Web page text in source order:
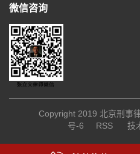
微信咨询
Copyright 2019 北京刑事
号-6
RSS 技